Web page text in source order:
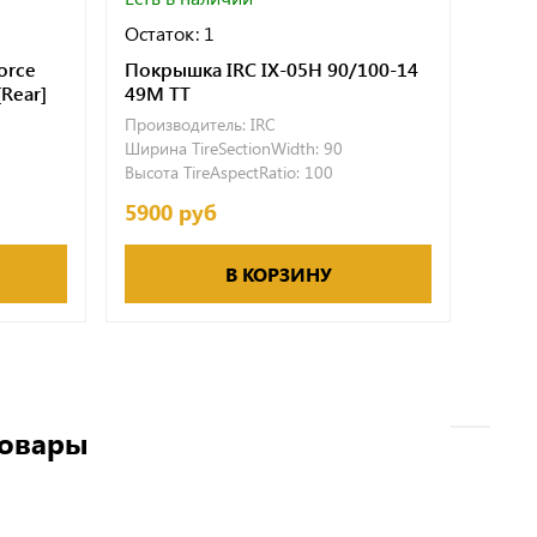
Остаток: 1
Покрышка IRC IX-05H 90/100-14
49M TT
Производитель: IRC
Ширина TireSectionWidth: 90
Высота TireAspectRatio: 100
5900 руб
В КОРЗИНУ